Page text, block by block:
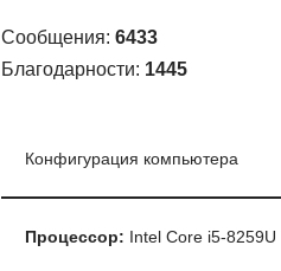
Сообщения: 6433
Благодарности: 1445
Конфигурация компьютера
Процессор: Intel Core i5-8259U